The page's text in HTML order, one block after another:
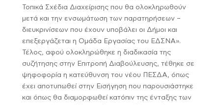
Τοπικά Σχέδια Διαχείρισης που θα ολοκληρωθούν
μετά και την ενσωμάτωση των παρατηρήσεων –
διευκρινίσεων που έχουν υποβάλει οι Δήμοι και
επεξεργάζεται η Ομάδα Εργασίας του ΕΔΣΝΑ».
Τέλος, αφού ολοκληρώθηκε η διαδικασία της
συζήτησης στην Επιτροπή Διαβούλευσης, τέθηκε σε
ψηφοφορία η κατεύθυνση του νέου ΠΕΣΔΑ, όπως
έχει αποτυπωθεί στην Εισήγηση που παρουσιάστηκε
και όπως θα διαμορφωθεί κατόπιν της ένταξης των